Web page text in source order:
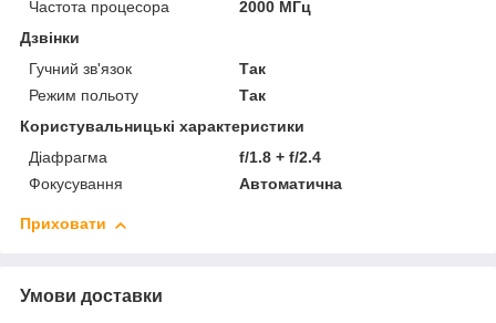
Частота процесора
2000 МГц
Дзвінки
Гучний зв'язок
Так
Режим польоту
Так
Користувальницькі характеристики
Діафрагма
f/1.8 + f/2.4
Фокусування
Автоматична
Приховати
Умови доставки